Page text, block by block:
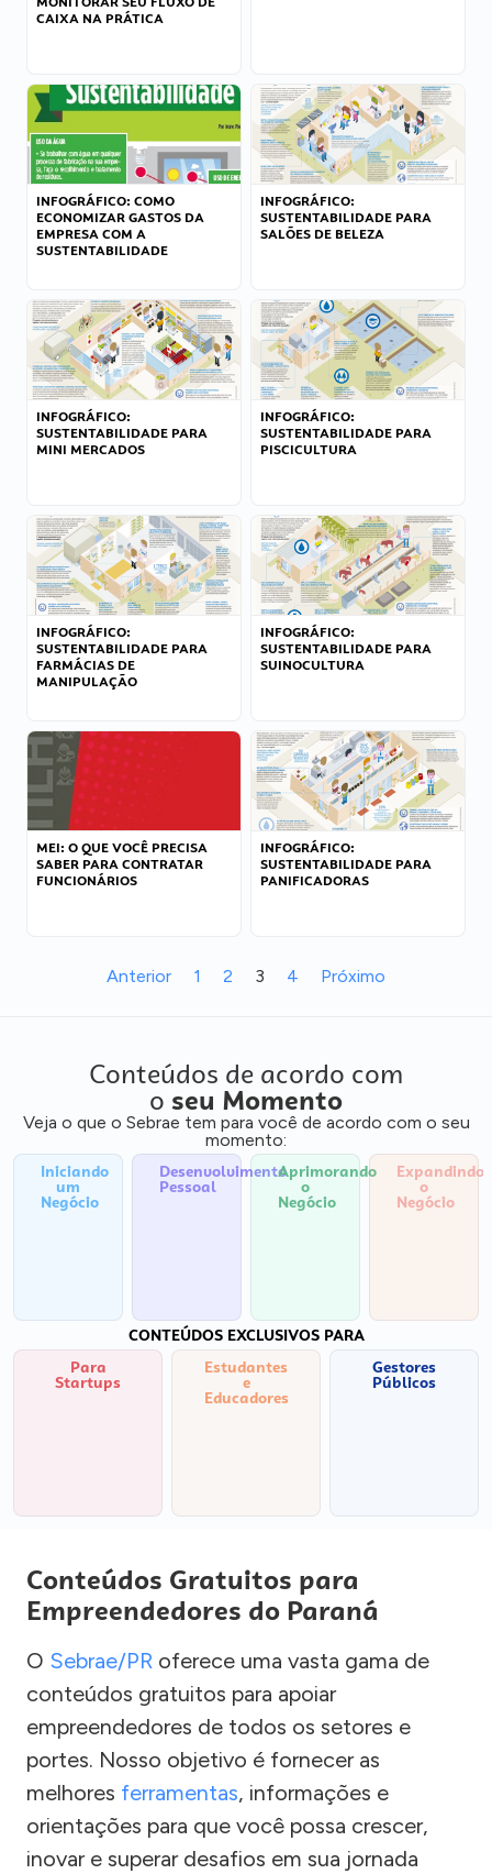
CAIXA NA PRÁTICA
INFOGRÁFICO: COMO
ECONOMIZAR GASTOS DA
EMPRESA COM A
SUSTENTABILIDADE
INFOGRÁFICO:
SUSTENTABILIDADE PARA
SALÕES DE BELEZA
INFOGRÁFICO:
SUSTENTABILIDADE PARA
MINI MERCADOS
INFOGRÁFICO:
SUSTENTABILIDADE PARA
PISCICULTURA
INFOGRÁFICO:
SUSTENTABILIDADE PARA
FARMÁCIAS DE
MANIPULAÇÃO
INFOGRÁFICO:
SUSTENTABILIDADE PARA
SUINOCULTURA
MEI: O QUE VOCÊ PRECISA
SABER PARA CONTRATAR
FUNCIONÁRIOS
INFOGRÁFICO:
SUSTENTABILIDADE PARA
PANIFICADORAS
Anterior 1 2 3 4 Próximo
Conteúdos de acordo com
o seu Momento
Veja o que o Sebrae tem para você de acordo com o seu
momento:
Iniciando
um
Negócio
Desenvolvimento
Pessoal
Aprimorando
o
Negócio
Expandindo
o
Negócio
CONTEÚDOS EXCLUSIVOS PARA
Para
Startups
Estudantes
e
Educadores
Gestores
Públicos
Conteúdos Gratuitos para
Empreendedores do Paraná
O Sebrae/PR oferece uma vasta gama de
conteúdos gratuitos para apoiar
empreendedores de todos os setores e
portes. Nosso objetivo é fornecer as
melhores ferramentas, informações e
orientações para que você possa crescer,
inovar e superar desafios em sua jornada